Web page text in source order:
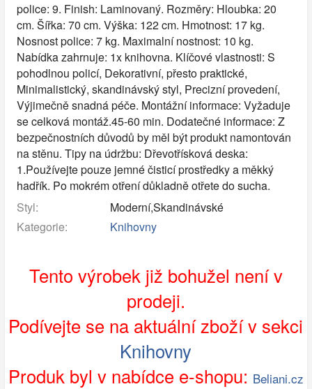
police: 9. Finish: Laminovaný. Rozměry: Hloubka: 20
cm. Šířka: 70 cm. Výška: 122 cm. Hmotnost: 17 kg.
Nosnost police: 7 kg. Maximalní nostnost: 10 kg.
Nabídka zahrnuje: 1x knihovna. Klíčové vlastnosti: S
pohodlnou policí, Dekorativní, přesto praktické,
Minimalistický, skandinávský styl, Precizní provedení,
Výjimečně snadná péče. Montážní informace: Vyžaduje
se celková montáž.45-60 min. Dodatečné informace: Z
bezpečnostních důvodů by měl být produkt namontován
na stěnu. Tipy na údržbu: Dřevotřísková deska:
1.Používejte pouze jemné čisticí prostředky a měkký
hadřík. Po mokrém otření důkladně otřete do sucha.
Styl:
Moderní,Skandinávské
Kategorie:
Knihovny
Tento výrobek již bohužel není v
prodeji.
Podívejte se na aktuální zboží v sekci
Knihovny
Produk byl v nabídce e-shopu: Beliani.cz